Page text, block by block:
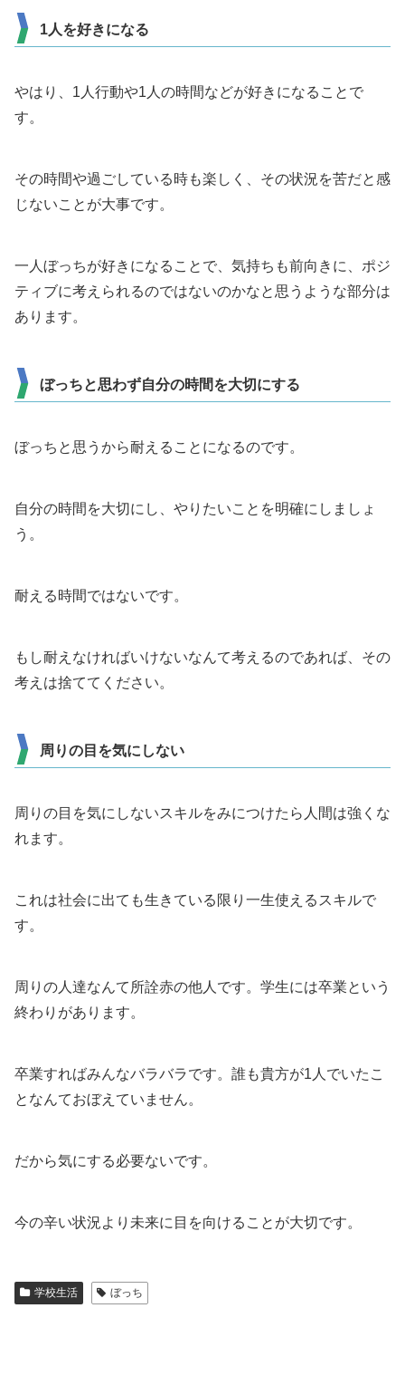
1人を好きになる
やはり、1人行動や1人の時間などが好きになることで
す。
その時間や過ごしている時も楽しく、その状況を苦だと感
じないことが大事です。
一人ぼっちが好きになることで、気持ちも前向きに、ポジ
ティブに考えられるのではないのかなと思うような部分は
あります。
ぼっちと思わず自分の時間を大切にする
ぼっちと思うから耐えることになるのです。
自分の時間を大切にし、やりたいことを明確にしましょ
う。
耐える時間ではないです。
もし耐えなければいけないなんて考えるのであれば、その
考えは捨ててください。
周りの目を気にしない
周りの目を気にしないスキルをみにつけたら人間は強くな
れます。
これは社会に出ても生きている限り一生使えるスキルで
す。
周りの人達なんて所詮赤の他人です。学生には卒業という
終わりがあります。
卒業すればみんなバラバラです。誰も貴方が1人でいたこ
となんておぼえていません。
だから気にする必要ないです。
今の辛い状況より未来に目を向けることが大切です。
学校生活 ぼっち